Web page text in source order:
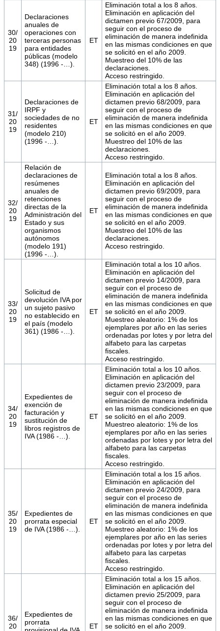
30/
20
19
Declaraciones
anuales de
operaciones con
terceras personas
para entidades
públicas (modelo
348) (1996 -…).
ET
Eliminación total a los 8 años.
Eliminación en aplicación del
dictamen previo 67/2009, para
seguir con el proceso de
eliminación de manera indefinida
en las mismas condiciones en que
se solicitó en el año 2009.
Muestreo del 10% de las
declaraciones.
Acceso restringido.
31/
20
19
Declaraciones de
IRPF y
sociedades de no
residentes
(modelo 210)
(1996 -…).
ET
Eliminación total a los 8 años.
Eliminación en aplicación del
dictamen previo 68/2009, para
seguir con el proceso de
eliminación de manera indefinida
en las mismas condiciones en que
se solicitó en el año 2009.
Muestreo del 10% de las
declaraciones.
Acceso restringido.
32/
20
19
Relación de
declaraciones de
resúmenes
anuales de
retenciones
directas de la
Administración del
Estado y sus
organismos
autónomos
(modelo 191)
(1996 -…).
ET
Eliminación total a los 8 años.
Eliminación en aplicación del
dictamen previo 69/2009, para
seguir con el proceso de
eliminación de manera indefinida
en las mismas condiciones en que
se solicitó en el año 2009.
Muestreo del 10% de las
declaraciones.
Acceso restringido.
33/
20
19
Solicitud de
devolución IVA por
un sujeto pasivo
no establecido en
el país (modelo
361) (1986 -…).
ET
Eliminación total a los 10 años.
Eliminación en aplicación del
dictamen previo 14/2009, para
seguir con el proceso de
eliminación de manera indefinida
en las mismas condiciones en que
se solicitó en el año 2009.
Muestreo aleatorio: 1% de los
ejemplares por año en las series
ordenadas por lotes y por letra del
alfabeto para las carpetas
fiscales.
Acceso restringido.
34/
20
19
Expedientes de
exención de
facturación y
sustitución de
libros registros de
IVA (1986 -…).
ET
Eliminación total a los 10 años.
Eliminación en aplicación del
dictamen previo 23/2009, para
seguir con el proceso de
eliminación de manera indefinida
en las mismas condiciones en que
se solicitó en el año 2009.
Muestreo aleatorio: 1% de los
ejemplares por año en las series
ordenadas por lotes y por letra del
alfabeto para las carpetas
fiscales.
Acceso restringido.
35/
20
19
Expedientes de
prorrata especial
de IVA (1986 -…).
ET
Eliminación total a los 15 años.
Eliminación en aplicación del
dictamen previo 24/2009, para
seguir con el proceso de
eliminación de manera indefinida
en las mismas condiciones en que
se solicitó en el año 2009.
Muestreo aleatorio: 1% de los
ejemplares por año en las series
ordenadas por lotes y por letra del
alfabeto para las carpetas
fiscales.
Acceso restringido.
36/
20
Expedientes de
prorrata
ET
Eliminación total a los 15 años.
Eliminación en aplicación del
dictamen previo 25/2009, para
seguir con el proceso de
eliminación de manera indefinida
en las mismas condiciones en que
se solicitó en el año 2009.